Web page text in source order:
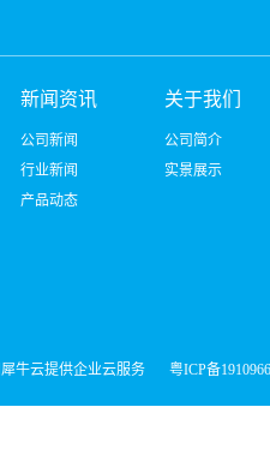
新闻资讯
公司新闻
行业新闻
产品动态
关于我们
公司简介
实景展示
犀牛云提供企业云服务 粤ICP备